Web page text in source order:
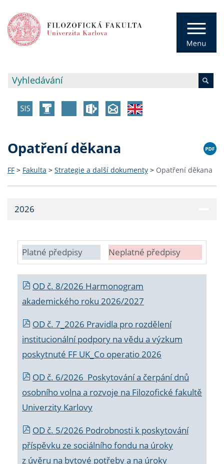
Opatření děkana
FF > Fakulta > Strategie a další dokumenty > Opatření děkana
2026
Platné předpisy Neplatné předpisy
OD č. 8/2026 Harmonogram
akademického roku 2026/2027
OD č. 7_2026 Pravidla pro rozdělení
institucionální podpory na vědu a výzkum
poskytnuté FF UK_Co operatio 2026
OD č. 6/2026 Poskytování a čerpání dnů
osobního volna a rozvoje na Filozofické fakultě
Univerzity Karlovy
OD č. 5/2026 Podrobnosti k poskytování
příspěvku ze sociálního fondu na úroky
z úvěru na bytové potřeby a na úroky